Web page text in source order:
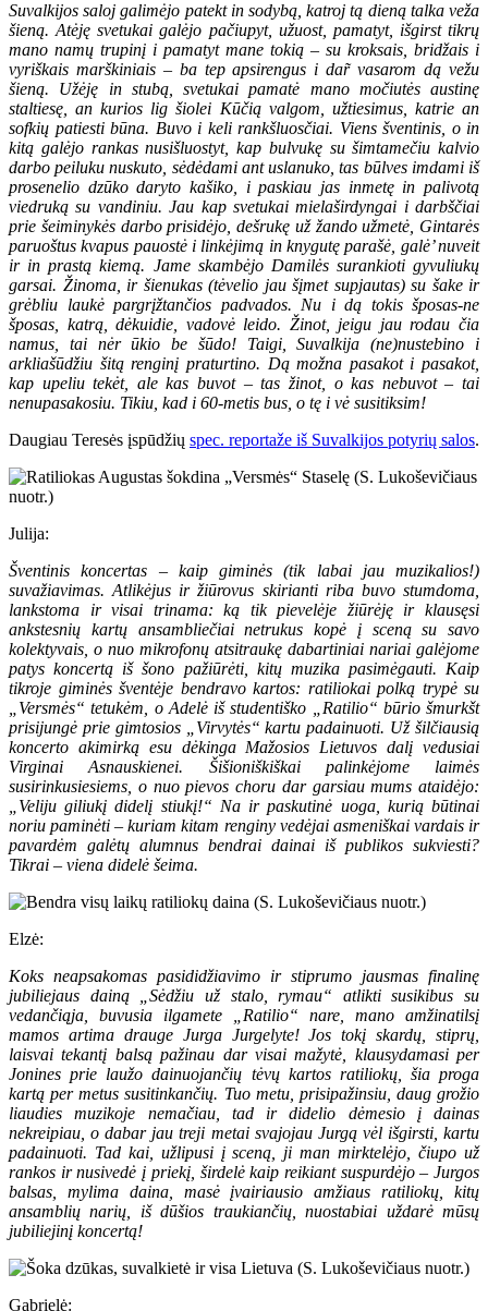
Suvalkijos saloj galimėjo patekt in sodybą, katroj tą dieną talka veža
šieną. Atėję svetukai galėjo pačiupyt, užuost, pamatyt, išgirst tikrų
mano namų trupinį i pamatyt mane tokią – su kroksais, bridžais i
vyriškais marškiniais – ba tep apsirengus i dar̃ vasarom dą vežu
šieną. Užėję in stubą, svetukai pamatė mano močiutės austinę
staltiesę, an kurios lig šiolei Kūčią valgom, užtiesimus, katrie an
sofkių patiesti būna. Buvo i keli rankšluosčiai. Viens šventinis, o in
kitą galėjo rankas nusišluostyt, kap bulvukę su šimtamečiu kalvio
darbo peiluku nuskuto, sėdėdami ant uslanuko, tas būlves imdami iš
prosenelio dzūko daryto kašiko, i paskiau jas inmetę in palivotą
viedruką su vandiniu. Jau kap svetukai mielaširdyngai i darbščiai
prie šeiminykės darbo prisidėjo, dešrukę už žando užmetė, Gintarės
paruoštus kvapus pauostė i linkėjimą in knygutę parašė, galė’ nuveit
ir in prastą kiemą. Jame skambėjo Damilės surankioti gyvuliukų
garsai. Žinoma, ir šienukas (tėvelio jau šįmet supjautas) su šake ir
grėbliu laukė pargrįžtančios padvados. Nu i dą tokis šposas-ne
šposas, katrą, dėkuidie, vadovė leido. Žinot, jeigu jau rodau čia
namus, tai nėr ūkio be šūdo! Taigi, Suvalkija (ne)nustebino i
arkliašūdžiu šitą renginį praturtino. Dą možna pasakot i pasakot,
kap upeliu tekėt, ale kas buvot – tas žinot, o kas nebuvot – tai
nenupasakosiu. Tikiu, kad i 60-metis bus, o tę i vė susitiksim!
Daugiau Teresės įspūdžių spec. reportaže iš Suvalkijos potyrių salos.
Julija:
Šventinis koncertas – kaip giminės (tik labai jau muzikalios!)
suvažiavimas. Atlikėjus ir žiūrovus skirianti riba buvo stumdoma,
lankstoma ir visai trinama: ką tik pievelėje žiūrėję ir klausęsi
ankstesnių kartų ansambliečiai netrukus kopė į sceną su savo
kolektyvais, o nuo mikrofonų atsitraukę dabartiniai nariai galėjome
patys koncertą iš šono pažiūrėti, kitų muzika pasimėgauti. Kaip
tikroje giminės šventėje bendravo kartos: ratiliokai polką trypė su
„Versmės“ tetukėm, o Adelė iš studentiško „Ratilio“ būrio šmurkšt
prisijungė prie gimtosios „Virvytės“ kartu padainuoti. Už šilčiausią
koncerto akimirką esu dėkinga Mažosios Lietuvos dalį vedusiai
Virginai Asnauskienei. Šišioniškiškai palinkėjome laimės
susirinkusiesiems, o nuo pievos choru dar garsiau mums ataidėjo:
„Veliju giliukį didelį stiukį!“ Na ir paskutinė uoga, kurią būtinai
noriu paminėti – kuriam kitam renginy vedėjai asmeniškai vardais ir
pavardėm galėtų alumnus bendrai dainai iš publikos sukviesti?
Tikrai – viena didelė šeima.
Elzė:
Koks neapsakomas pasididžiavimo ir stiprumo jausmas finalinę
jubiliejaus dainą „Sėdžiu už stalo, rymau“ atlikti susikibus su
vedančiąja, buvusia ilgamete „Ratilio“ nare, mano amžinatilsį
mamos artima drauge Jurga Jurgelyte! Jos tokį skardų, stiprų,
laisvai tekantį balsą pažinau dar visai mažytė, klausydamasi per
Jonines prie laužo dainuojančių tėvų kartos ratiliokų, šia proga
kartą per metus susitinkančių. Tuo metu, prisipažinsiu, daug grožio
liaudies muzikoje nemačiau, tad ir didelio dėmesio į dainas
nekreipiau, o dabar jau treji metai svajojau Jurgą vėl išgirsti, kartu
padainuoti. Tad kai, užlipusi į sceną, ji man mirktelėjo, čiupo už
rankos ir nusivedė į priekį, širdelė kaip reikiant suspurdėjo – Jurgos
balsas, mylima daina, masė įvairiausio amžiaus ratiliokų, kitų
ansamblių narių, iš dūšios traukiančių, nuostabiai uždarė mūsų
jubiliejinį koncertą!
Gabrielė: